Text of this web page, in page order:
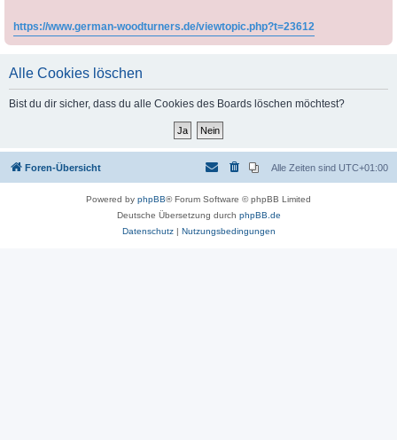
https://www.german-woodturners.de/viewtopic.php?t=23612
Alle Cookies löschen
Bist du dir sicher, dass du alle Cookies des Boards löschen möchtest?
Foren-Übersicht Alle Zeiten sind UTC+01:00
Powered by phpBB® Forum Software © phpBB Limited
Deutsche Übersetzung durch phpBB.de
Datenschutz| Nutzungsbedingungen